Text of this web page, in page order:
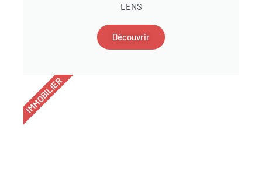
LENS
Découvrir
IMMOBILIER